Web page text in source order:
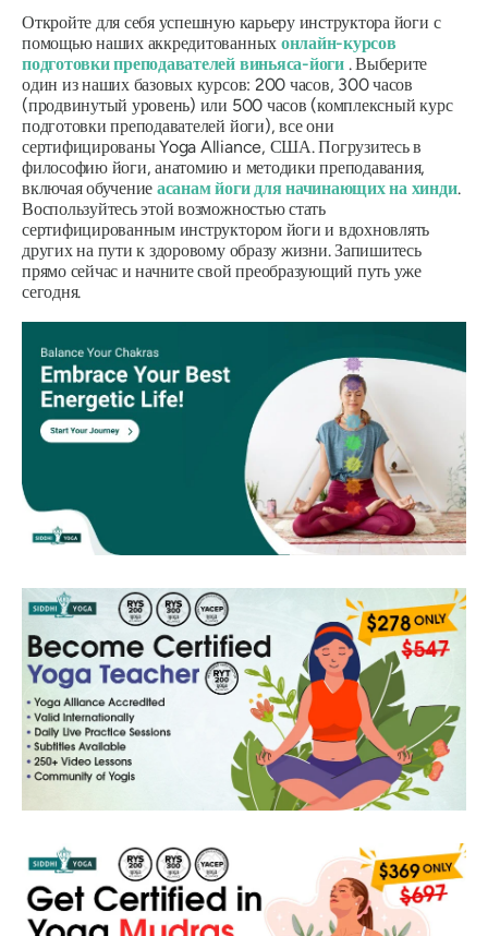
Откройте для себя успешную карьеру инструктора йоги с
помощью наших аккредитованных онлайн-курсов
подготовки преподавателей виньяса-йоги . Выберите
один из наших базовых курсов: 200 часов, 300 часов
(продвинутый уровень) или 500 часов (комплексный курс
подготовки преподавателей йоги), все они
сертифицированы Yoga Alliance, США. Погрузитесь в
философию йоги, анатомию и методики преподавания,
включая обучение асанам йоги для начинающих на хинди.
Воспользуйтесь этой возможностью стать
сертифицированным инструктором йоги и вдохновлять
других на пути к здоровому образу жизни. Запишитесь
прямо сейчас и начните свой преобразующий путь уже
сегодня.